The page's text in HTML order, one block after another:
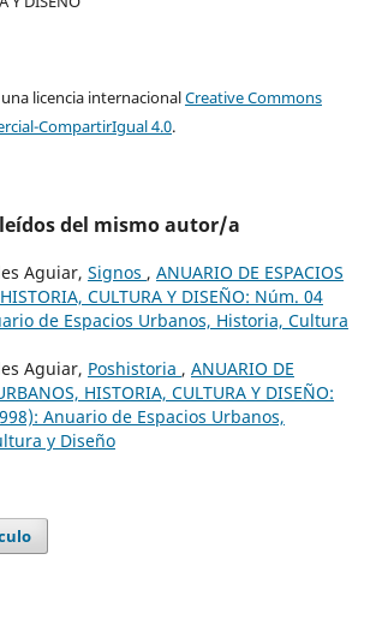
licencia internacionalCreative Commons
CompartirIgual 4.0.
del mismo autor/a
Aguiar, Signos , ANUARIO DE ESPACIOS
CULTURA Y DISEÑO: Núm. 04
de Espacios Urbanos, Historia, Cultura
Aguiar, Poshistoria , ANUARIO DE
HISTORIA, CULTURA Y DISEÑO:
Anuario de Espacios Urbanos,
y Diseño